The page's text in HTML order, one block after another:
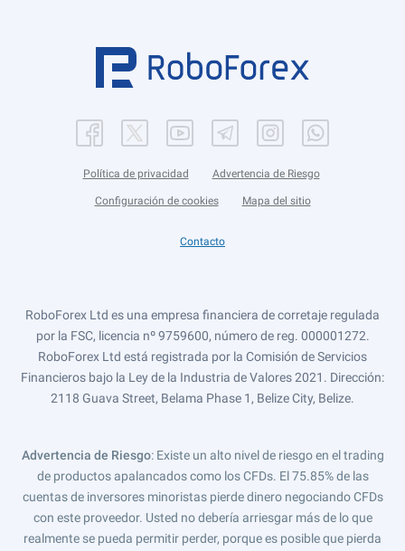
Política de privacidad Advertencia de Riesgo
Configuración de cookies Mapa del sitio
Contacto
RoboForex Ltd es una empresa financiera de corretaje regulada
por la FSC, licencia nº 9759600, número de reg. 000001272.
RoboForex Ltd está registrada por la Comisión de Servicios
Financieros bajo la Ley de la Industria de Valores 2021. Dirección:
2118 Guava Street, Belama Phase 1, Belize City, Belize.
Advertencia de Riesgo: Existe un alto nivel de riesgo en el trading
de productos apalancados como los CFDs. El 75.85% de las
cuentas de inversores minoristas pierde dinero negociando CFDs
con este proveedor. Usted no debería arriesgar más de lo que
realmente se pueda permitir perder, porque es posible que pierda